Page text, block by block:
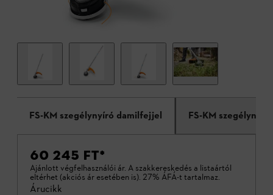
FS-KM szegélynyíró damilfejjel FS-KM
60 245 FT*
Ajánlott végfelhasználói ár. A szakkereskedés a listaártól
eltérhet (akciós ár esetében is). 27% ÁFÁ-t tartalmaz.
Árucikk